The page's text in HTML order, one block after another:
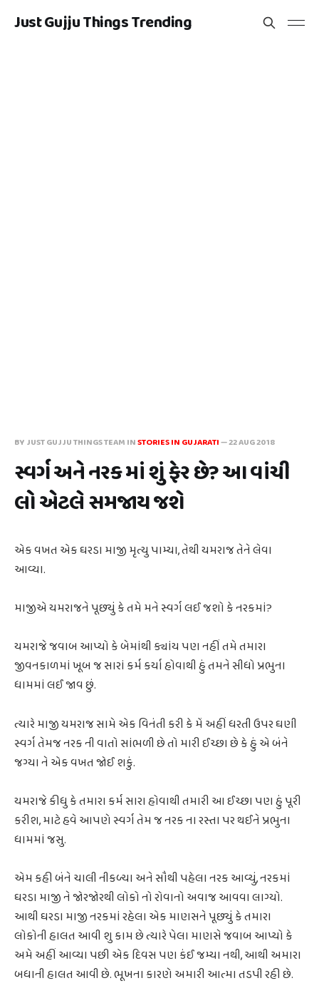
Just Gujju Things Trending
BY JUST GUJJU THINGS TEAM INSTORIES IN GUJARATI—22 AUG 2018
સ્વર્ગ અને નરક માં શું ફેર છે? આ વાંચી
લો એટલે સમજાય જશે
એક વખત એક ઘરડા માજી મૃત્યુ પામ્યા, તેથી યમરાજ તેને લેવા
આવ્યા.
માજીએ યમરાજને પૂછ્યું કે તમે મને સ્વર્ગ લઈ જશો કે નરકમાં?
યમરાજે જવાબ આપ્યો કે બેમાંથી ક્યાંય પણ નહીં તમે તમારા
જીવનકાળમાં ખૂબ જ સારાં કર્મ કર્યા હોવાથી હું તમને સીધો પ્રભુના
ધામમાં લઈ જાવ છું.
ત્યારે માજી યમરાજ સામે એક વિનંતી કરી કે મેં અહીં ધરતી ઉપર ઘણી
સ્વર્ગ તેમજ નરક ની વાતો સાંભળી છે તો મારી ઈચ્છા છે કે હું એ બંને
જગ્યા ને એક વખત જોઈ શકું.
યમરાજે કીધુ કે તમારા કર્મ સારા હોવાથી તમારી આ ઈચ્છા પણ હું પૂરી
કરીશ, માટે હવે આપણે સ્વર્ગ તેમ જ નરક ના રસ્તા પર થઈને પ્રભુના
ધામમાં જસુ.
એમ કહી બંને ચાલી નીકળ્યા અને સૌથી પહેલા નરક આવ્યું, નરકમાં
ઘરડા માજી ને જોરજોરથી લોકો નો રોવાનો અવાજ આવવા લાગ્યો.
આથી ઘરડા માજી નરકમાં રહેલા એક માણસને પૂછ્યું કે તમારા
લોકોની હાલત આવી શુ કામ છે ત્યારે પેલા માણસે જવાબ આપ્યો કે
અમે અહીં આવ્યા પછી એક દિવસ પણ કંઈ જમ્યા નથી, આથી અમારા
બધાની હાલત આવી છે. ભૂખના કારણે અમારી આત્મા તડપી રહી છે.